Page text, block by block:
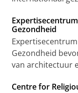
Gezondheid
Gezondheid
van architectuur
Centre for